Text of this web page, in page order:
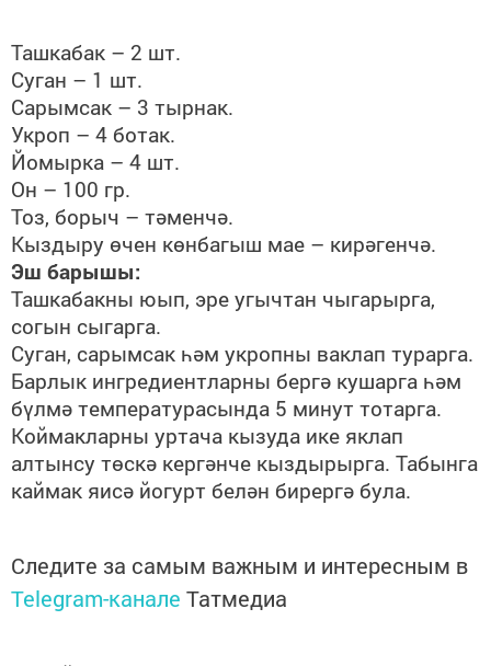
Ташкабак – 2 шт.
Суган – 1 шт.
Сарымсак – 3 тырнак.
Укроп – 4 ботак.
Йомырка – 4 шт.
Он – 100 гр.
Тоз, борыч – тәменчә.
Кыздыру өчен көнбагыш мае – кирәгенчә.
Эш барышы:
Ташкабакны юып, эре угычтан чыгарырга,
согын сыгарга.
Суган, сарымсак һәм укропны ваклап турарга.
Барлык ингредиентларны бергә кушарга һәм
бүлмә температурасында 5 минут тотарга.
Коймакларны уртача кызуда ике яклап
алтынсу төскә кергәнче кыздырырга. Табынга
каймак яисә йогурт белән бирергә була.
Следите за самым важным и интересным в
Telegram-канале Татмедиа